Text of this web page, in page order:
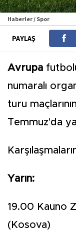
Haberler / Spor
PAYLAŞ
Avrupa
numaralı
turu
Temmuz'da
Yarın:
19.00 Kauno
(Kosova)